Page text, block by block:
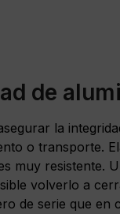
de
la
o transporte.
muy resistente.
volverlo a
de serie que en